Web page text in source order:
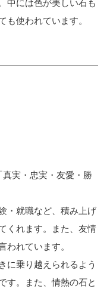
中には色が美しい石も
も使われています。
実・忠実・友愛・勝
・就職など、積み上げ
くれます。また、友情
われています。
に乗り越えられるよう
す。また、情熱の石と